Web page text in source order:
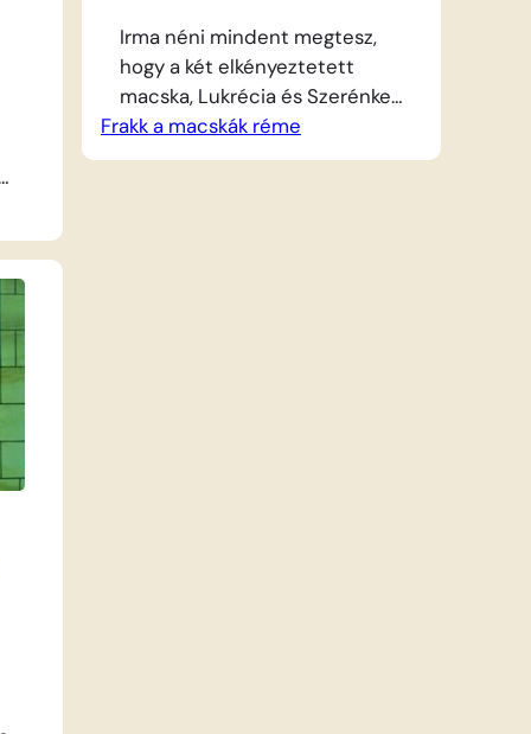
Irma néni mindent megtesz,
hogy a két elkényeztetett
macska, Lukrécia és Szerénke
kedvében járjon, akik egész
nap csak a puha fotelekben
Frakk a macskák réme